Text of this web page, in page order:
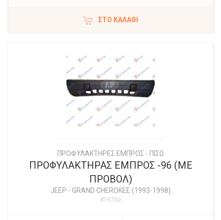
ΣΤΟ ΚΑΛΆΘΙ
ΠΡΟΦΥΛΑΚΤΗΡΕΣ ΕΜΠΡΟΣ - ΠΙΣΩ
ΠΡΟΦΥΛΑΚΤΗΡΑΣ ΕΜΠΡΟΣ -96 (ΜΕ
ΠΡΟΒΟΛ)
JEEP - GRAND CHEROKEE (1993-1998)
#79750